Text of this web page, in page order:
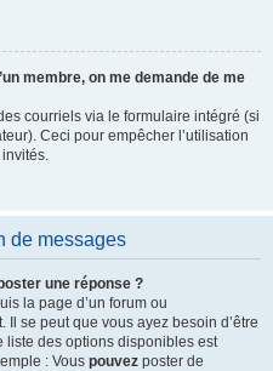
membre, on me demande de me
courriels via le formulaire intégré (si
Ceci pour empêcher l’utilisation
de messages
une réponse ?
la page d’un forum ou
se peut que vous ayez besoin d’être
liste des options disponibles est
: Vous pouvez poster de